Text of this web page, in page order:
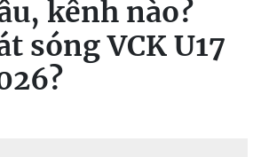
kênh nào?
sóng VCK U17